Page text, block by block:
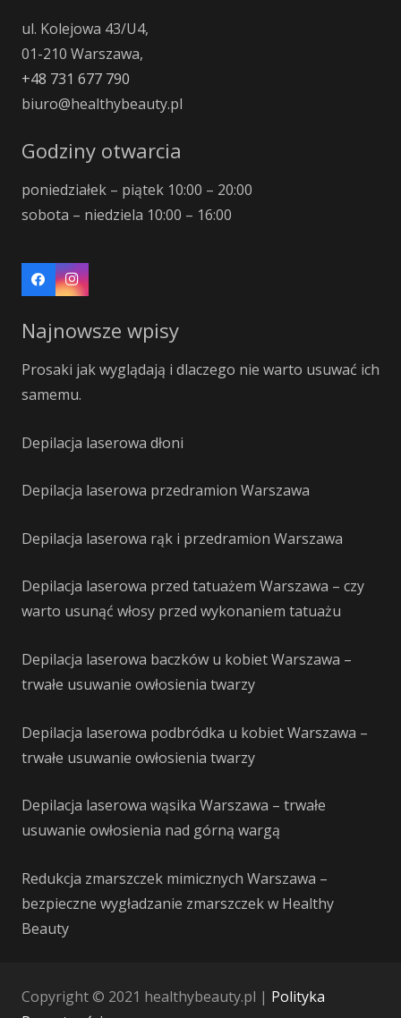
ul. Kolejowa 43/U4,
01-210 Warszawa,
+48 731 677 790
biuro@healthybeauty.pl
Godziny otwarcia
poniedziałek – piątek 10:00 – 20:00
sobota – niedziela 10:00 – 16:00
Najnowsze wpisy
Prosaki jak wyglądają i dlaczego nie warto usuwać ich
samemu.
Depilacja laserowa dłoni
Depilacja laserowa przedramion Warszawa
Depilacja laserowa rąk i przedramion Warszawa
Depilacja laserowa przed tatuażem Warszawa – czy
warto usunąć włosy przed wykonaniem tatuażu
Depilacja laserowa baczków u kobiet Warszawa –
trwałe usuwanie owłosienia twarzy
Depilacja laserowa podbródka u kobiet Warszawa –
trwałe usuwanie owłosienia twarzy
Depilacja laserowa wąsika Warszawa – trwałe
usuwanie owłosienia nad górną wargą
Redukcja zmarszczek mimicznych Warszawa –
bezpieczne wygładzanie zmarszczek w Healthy
Beauty
Copyright © 2021 healthybeauty.pl | Polityka